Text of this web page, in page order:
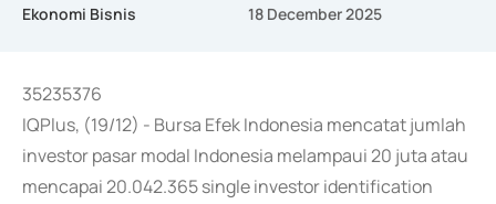
Ekonomi Bisnis 18 December 2025
35235376
IQPlus, (19/12) - Bursa Efek Indonesia mencatat jumlah
investor pasar modal Indonesia melampaui 20 juta atau
mencapai 20.042.365 single investor identification